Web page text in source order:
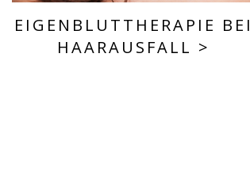
EIGENBLUTTHERAPIE BEI
HAARAUSFALL >